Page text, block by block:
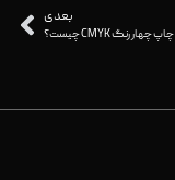
بعدی
چاپ چهار رنگ CMYK چیست؟